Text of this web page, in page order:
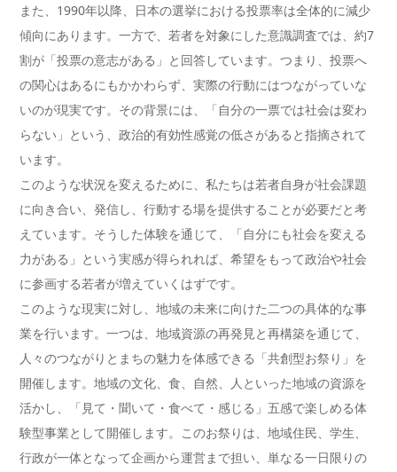
また、1990年以降、日本の選挙における投票率は全体的に減少
傾向にあります。一方で、若者を対象にした意識調査では、約7
割が「投票の意志がある」と回答しています。つまり、投票へ
の関心はあるにもかかわらず、実際の行動にはつながっていな
いのが現実です。その背景には、「自分の一票では社会は変わ
らない」という、政治的有効性感覚の低さがあると指摘されて
います。
このような状況を変えるために、私たちは若者自身が社会課題
に向き合い、発信し、行動する場を提供することが必要だと考
えています。そうした体験を通じて、「自分にも社会を変える
力がある」という実感が得られれば、希望をもって政治や社会
に参画する若者が増えていくはずです。
このような現実に対し、地域の未来に向けた二つの具体的な事
業を行います。一つは、地域資源の再発見と再構築を通じて、
人々のつながりとまちの魅力を体感できる「共創型お祭り」を
開催します。地域の文化、食、自然、人といった地域の資源を
活かし、「見て・聞いて・食べて・感じる」五感で楽しめる体
験型事業として開催します。このお祭りは、地域住民、学生、
行政が一体となって企画から運営まで担い、単なる一日限りの